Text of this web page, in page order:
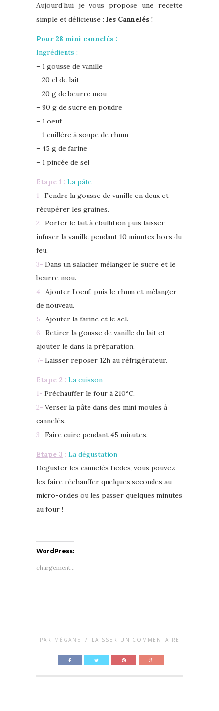
Aujourd’hui je vous propose une recette
simple et délicieuse : les Cannelés !
Pour 28 mini cannelés :
Ingrédients :
– 1 gousse de vanille
– 20 cl de lait
– 20 g de beurre mou
– 90 g de sucre en poudre
– 1 oeuf
– 1 cuillère à soupe de rhum
– 45 g de farine
– 1 pincée de sel
Etape 1 : La pâte
1- Fendre la gousse de vanille en deux et
récupérer les graines.
2- Porter le lait à ébullition puis laisser
infuser la vanille pendant 10 minutes hors du
feu.
3- Dans un saladier mélanger le sucre et le
beurre mou.
4- Ajouter l’oeuf, puis le rhum et mélanger
de nouveau.
5- Ajouter la farine et le sel.
6- Retirer la gousse de vanille du lait et
ajouter le dans la préparation.
7- Laisser reposer 12h au réfrigérateur.
Etape 2 : La cuisson
1- Préchauffer le four à 210°C.
2- Verser la pâte dans des mini moules à
cannelés.
3- Faire cuire pendant 45 minutes.
Etape 3 : La dégustation
Déguster les cannelés tièdes, vous pouvez
les faire réchauffer quelques secondes au
micro-ondes ou les passer quelques minutes
au four !
WordPress:
chargement…
PAR MÉGANE / LAISSER UN COMMENTAIRE